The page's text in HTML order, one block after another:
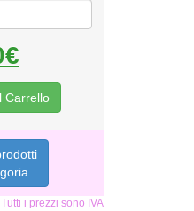
Carrello
Tutti i prezzi sono IVA